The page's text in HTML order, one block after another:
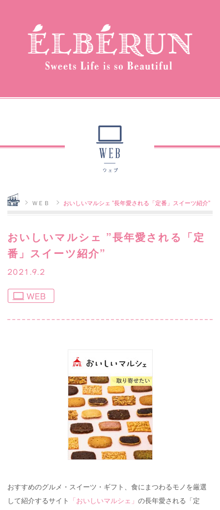
Home ＷＥＢ おいしいマルシェ ”長年愛される「定番」スイーツ紹介”
おいしいマルシェ ”長年愛される「定
番」スイーツ紹介”
2021.9.2
おすすめのグルメ・スイーツ・ギフト、食にまつわるモノを厳選
して紹介するサイト 「おいしいマルシェ」 の長年愛される「定